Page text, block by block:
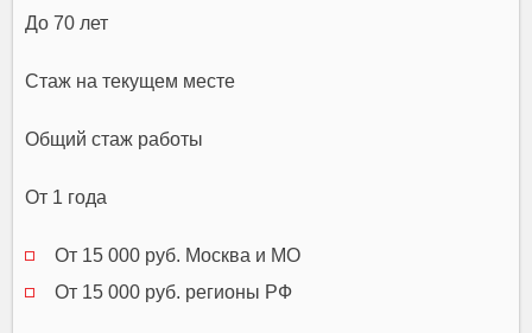
До 70 лет
Стаж на текущем месте
Общий стаж работы
От 1 года
От 15 000 руб. Москва и МО
От 15 000 руб. регионы РФ